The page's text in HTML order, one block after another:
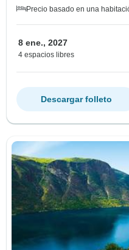
Precio basado en una
8 ene., 2027
4 espacios libres
Descargar folleto